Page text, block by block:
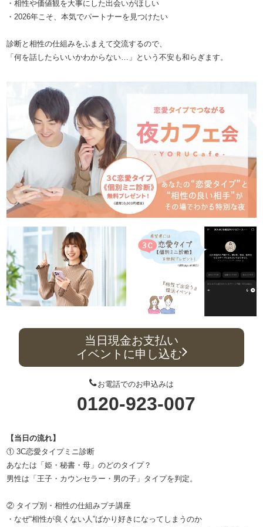
・相性や価値観を大事にした出会いがほしい
・2026年こそ、本気でパートナーを見つけたい
診断と相性の仕組みをふまえて交流するので、
「何を話したらいいかわからない…」という不安も和らぎます。
当日現金お支払い
イベントに申し込む
お電話でのお申込みは
0120-923-007
【当日の流れ】
① 3C恋愛タイプミニ診断
あなたは「姫・秘書・母」のどのタイプ？
男性は「王子・カウンセラー・男の子」タイプを判定。
② タイプ別・相性の仕組みプチ講座
・なぜ“相性が良くない人”ばかり好きになってしまうのか